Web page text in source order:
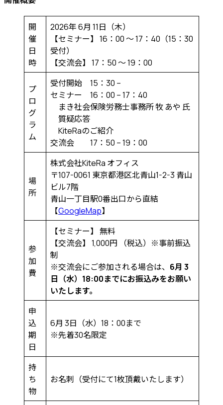
開
催
日
時
2026年 6月 11日（木）
【セミナー】 16：00 ～ 17：40（15：30
受付）
【交流会】 17：50 ～ 19：00
プ
ロ
グ
ラ
ム
受付開始 15：30 –
セミナー 16：00 – 17：40
まき社会保険労務士事務所 牧 あや 氏
質疑応答
KiteRaのご紹介
交流会 17：50 – 19：00
場
所
株式会社KiteRa オフィス
〒107-0061 東京都港区北青山1-2-3 青山
ビル7階
青山一丁目駅0番出口から直結
【GoogleMap】
参
加
費
【セミナー】 無料
【交流会】 1,000円 （税込）※事前振込
制
※交流会にご参加される場合は、 6月 3
日（水）18:00までにお振込みをお願い
いたします。
申
込
期
日
6月 3日（水）18：00まで
※先着30名限定
持
ち
物
お名刺（受付にて1枚頂戴いたします）